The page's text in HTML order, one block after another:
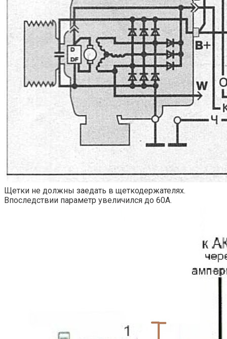
Щетки не должны заедать в щеткодержателях.
Впоследствии параметр увеличился до 60А.